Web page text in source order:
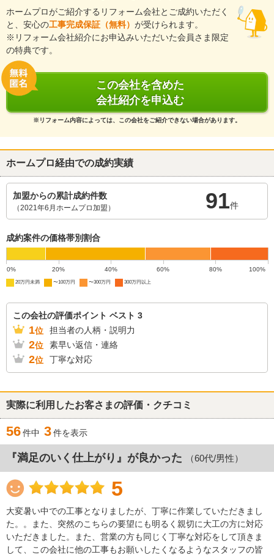
ホームプロがご紹介するリフォーム会社とご成約いただく
と、安心の工事完成保証（無料） が受けられます。
※リフォーム会社紹介にお申込みいただいた会員さま限定
の特典です。
この会社を含めた
会社紹介を申込む
※リフォーム内容によっては、この会社をご紹介できない場合があります。
ホームプロ経由での成約実績
加盟からの累計成約件数
（2021年6月ホームプロ加盟） 91件
成約案件の価格帯別割合
0% 20% 40% 60% 80% 100%
20万円未満 〜100万円 〜300万円 300万円以上
この会社の評価ポイント ベスト 3
1位 担当者の人柄・説明力
2位 素早い返信・連絡
2位 丁寧な対応
実際に利用したお客さまの評価・クチコミ
56件中 3件を表示
『満足のいく仕上がり』が良かった （60代/男性）
5
大変暑い中での工事となりましたが、丁寧に作業していただきまし
た。。また、突然のこちらの要望にも明るく親切に大工の方に対応
いただきました。また、営業の方も同じく丁寧な対応をして頂きま
して、この会社に他の工事もお願いしたくなるようなスタッフの皆